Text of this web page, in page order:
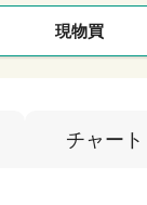
現物買
チャート